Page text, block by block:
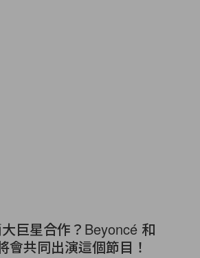
巨星合作？Beyoncé 和
會共同出演這個節目！